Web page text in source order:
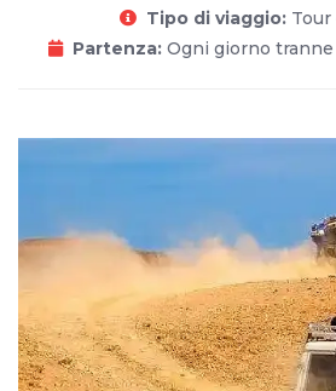
Tipo di viaggio:
Partenza: Ogni giorno